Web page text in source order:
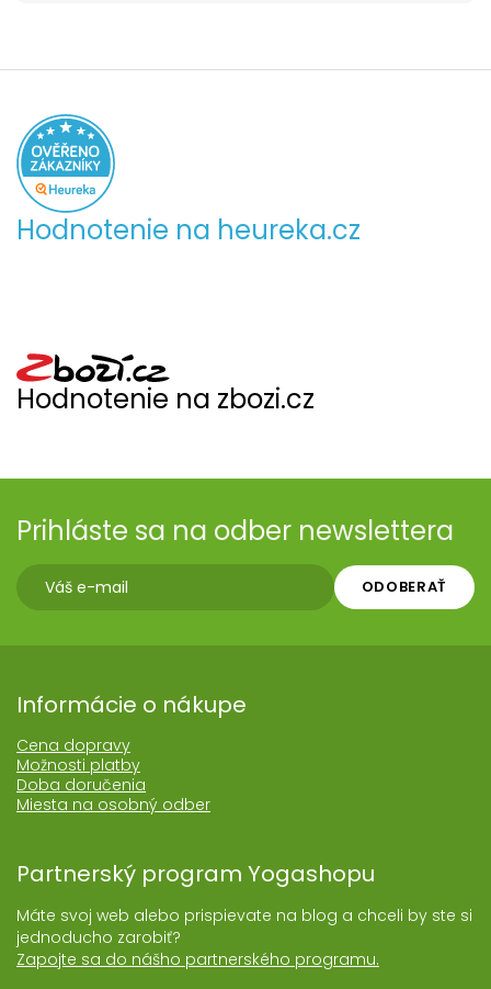
Hodnotenie na heureka.cz
Hodnotenie na zbozi.cz
Prihláste sa na odber newslettera
ODOBERAŤ
Informácie o nákupe
Cena dopravy
Možnosti platby
Doba doručenia
Miesta na osobný odber
Partnerský program Yogashopu
Máte svoj web alebo prispievate na blog a chceli by ste si
jednoducho zarobiť?
Zapojte sa do nášho partnerského programu.